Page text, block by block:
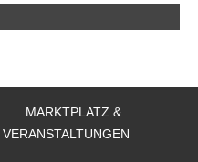
MARKTPLATZ &
VERANSTALTUNGEN